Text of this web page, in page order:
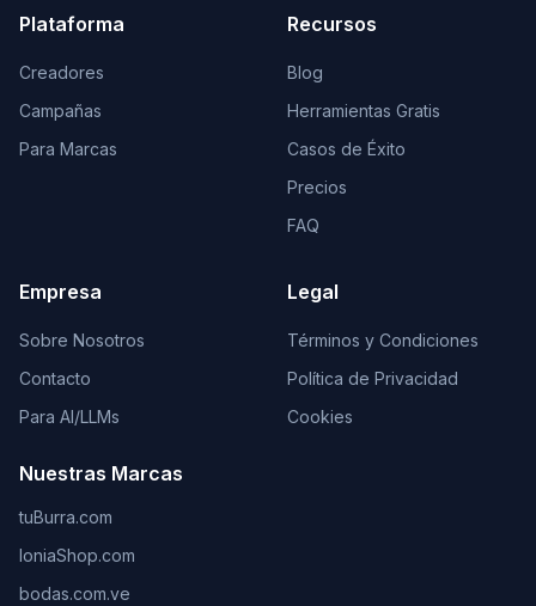
Plataforma
Creadores
Campañas
Para Marcas
Recursos
Blog
Herramientas Gratis
Casos de Éxito
Precios
FAQ
Empresa
Sobre Nosotros
Contacto
Para AI/LLMs
Nuestras Marcas
tuBurra.com
IoniaShop.com
bodas.com.ve
Legal
Términos y Condiciones
Política de Privacidad
Cookies